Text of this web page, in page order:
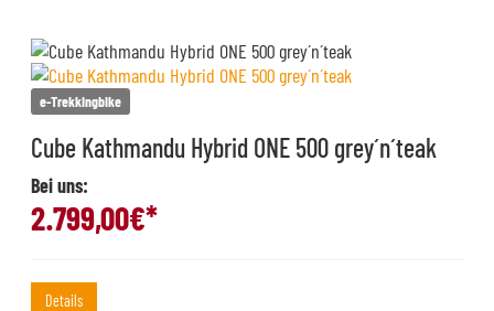
e-Trekkingbike
Cube Kathmandu Hybrid ONE 500 grey´n´teak
Bei uns:
2.799,00€*
Details